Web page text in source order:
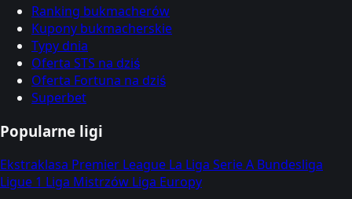
Ranking bukmacherów
Kupony bukmacherskie
Typy dnia
Oferta STS na dziś
Oferta Fortuna na dziś
Superbet
Popularne ligi
Ekstraklasa Premier League La Liga Serie A Bundesliga
Ligue 1 Liga Mistrzów Liga Europy